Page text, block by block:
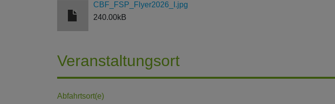
CBF_FSP_Flyer2026_I.jpg
240.00kB
Veranstaltungsort
Abfahrtsort(e)